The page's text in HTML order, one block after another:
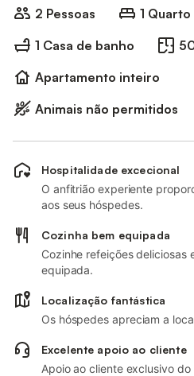
2 Pessoas
1 Quarto
1 Casa de banho
Apartamento inteiro
Animais não permitidos
Hospitalidade excecional
O anfitrião experiente
aos seus hóspedes.
Cozinha bem equipada
Cozinhe refeições deliciosas
equipada.
Localização fantástica
Os hóspedes apreciam a
Excelente apoio ao cliente
Apoio ao cliente exclusivo